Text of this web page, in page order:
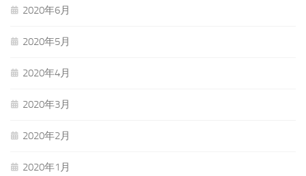
2020年6月
2020年5月
2020年4月
2020年3月
2020年2月
2020年1月